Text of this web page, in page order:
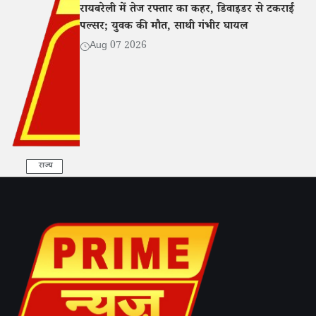
राज्य
रायबरेली में तेज रफ्तार का कहर, डिवाइडर से टकराई
पल्सर; युवक की मौत, साथी गंभीर घायल
Aug 07 2026